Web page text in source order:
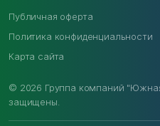
© 2026 Группа компаний
защищены.
Публичная оферта
Политика конфиденциальности
Карта сайта